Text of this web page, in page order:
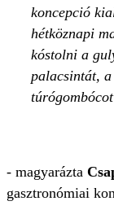
koncepció
hétköznapi
kóstolni a
palacsintát,
- magyarázta
gasztronómiai